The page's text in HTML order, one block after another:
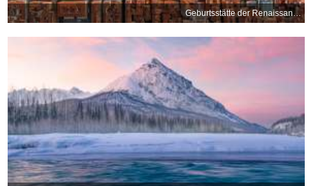
Geburtsstätte der Renaissance